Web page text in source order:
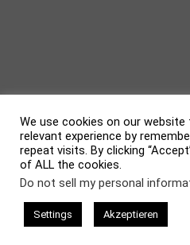
evolvetheme by Theme4Press
We use cookies on our
relevant experience by
repeat visits. By clicking
of ALL the cookies.
Do not sell my personal
Settings Akzeptieren